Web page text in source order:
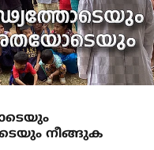
നീങ്ങുക